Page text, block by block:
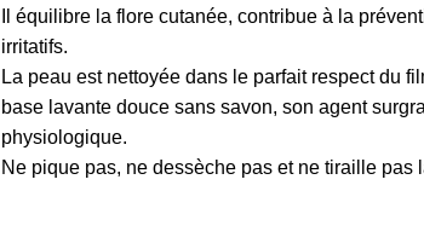
Il équilibre la flore cutanée, contribue à la
irritatifs.
La peau est nettoyée dans le parfait respect du
base lavante douce sans savon, son agent
physiologique.
Ne pique pas, ne dessèche pas et ne tiraille pas